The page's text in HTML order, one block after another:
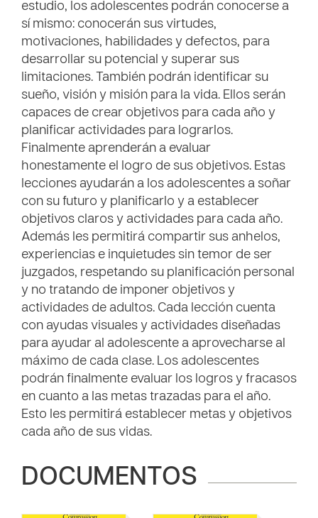
estudio, los adolescentes podrán conocerse a
sí mismo: conocerán sus virtudes,
motivaciones, habilidades y defectos, para
desarrollar su potencial y superar sus
limitaciones. También podrán identificar su
sueño, visión y misión para la vida. Ellos serán
capaces de crear objetivos para cada año y
planificar actividades para lograrlos.
Finalmente aprenderán a evaluar
honestamente el logro de sus objetivos. Estas
lecciones ayudarán a los adolescentes a soñar
con su futuro y planificarlo y a establecer
objetivos claros y actividades para cada año.
Además les permitirá compartir sus anhelos,
experiencias e inquietudes sin temor de ser
juzgados, respetando su planificación personal
y no tratando de imponer objetivos y
actividades de adultos. Cada lección cuenta
con ayudas visuales y actividades diseñadas
para ayudar al adolescente a aprovecharse al
máximo de cada clase. Los adolescentes
podrán finalmente evaluar los logros y fracasos
en cuanto a las metas trazadas para el año.
Esto les permitirá establecer metas y objetivos
cada año de sus vidas.
DOCUMENTOS